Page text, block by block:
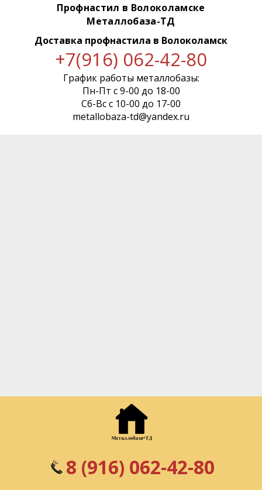
Профнастил в Волоколамске
Металлобаза-ТД
Доставка профнастила в Волоколамск
+7(916) 062-42-80
График работы металлобазы:
Пн-Пт с 9-00 до 18-00
Сб-Вс с 10-00 до 17-00
metallobaza-td@yandex.ru
8 (916) 062-42-80